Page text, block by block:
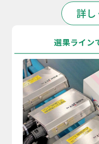
詳
選果ライン